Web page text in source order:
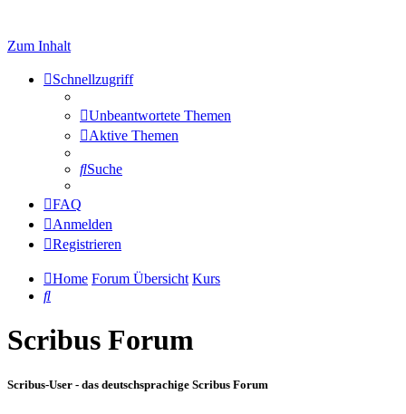
Zum Inhalt
Schnellzugriff
Unbeantwortete Themen
Aktive Themen
Suche
FAQ
Anmelden
Registrieren
Home Forum Übersicht Kurs
Suche
Scribus Forum
Scribus-User - das deutschsprachige Scribus Forum